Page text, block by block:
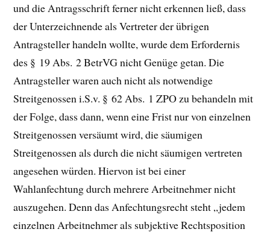
und die Antragsschrift ferner nicht erkennen ließ, dass
der Unterzeichnende als Vertreter der übrigen
Antragsteller handeln wollte, wurde dem Erfordernis
des § 19 Abs. 2 BetrVG nicht Genüge getan. Die
Antragsteller waren auch nicht als notwendige
Streitgenossen i.S.v. § 62 Abs. 1 ZPO zu behandeln mit
der Folge, dass dann, wenn eine Frist nur von einzelnen
Streitgenossen versäumt wird, die säumigen
Streitgenossen als durch die nicht säumigen vertreten
angesehen würden. Hiervon ist bei einer
Wahlanfechtung durch mehrere Arbeitnehmer nicht
auszugehen. Denn das Anfechtungsrecht steht „jedem
einzelnen Arbeitnehmer als subjektive Rechtsposition